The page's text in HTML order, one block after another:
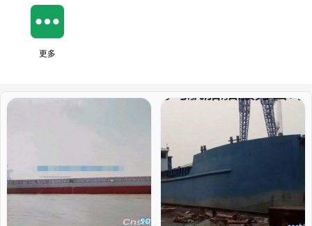
更多